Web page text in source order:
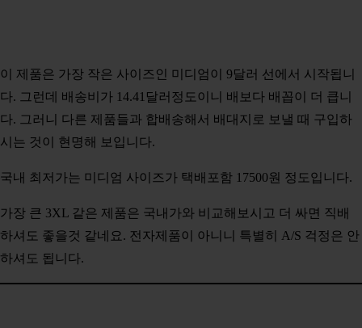
이 제품은 가장 작은 사이즈인 미디엄이 9달러 선에서 시작됩니
다. 그런데 배송비가 14.41달러정도이니 배보다 배꼽이 더 큽니
다. 그러니 다른 제품들과 합배송해서 배대지로 보낼 때 구입하
시는 것이 현명해 보입니다.
국내 최저가는 미디엄 사이즈가 택배포함 17500원 정도입니다.
가장 큰 3XL 같은 제품은 국내가와 비교해보시고 더 싸면 직배
하셔도 좋을것 같네요. 전자제품이 아니니 특별히 A/S 걱정은 안
하셔도 됩니다.